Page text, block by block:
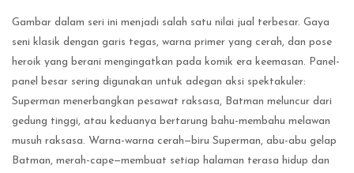
Gambar dalam seri ini menjadi salah satu nilai jual terbesar. Gaya
seni klasik dengan garis tegas, warna primer yang cerah, dan pose
heroik yang berani mengingatkan pada komik era keemasan. Panel-
panel besar sering digunakan untuk adegan aksi spektakuler:
Superman menerbangkan pesawat raksasa, Batman meluncur dari
gedung tinggi, atau keduanya bertarung bahu-membahu melawan
musuh raksasa. Warna-warna cerah—biru Superman, abu-abu gelap
Batman, merah-cape—membuat setiap halaman terasa hidup dan